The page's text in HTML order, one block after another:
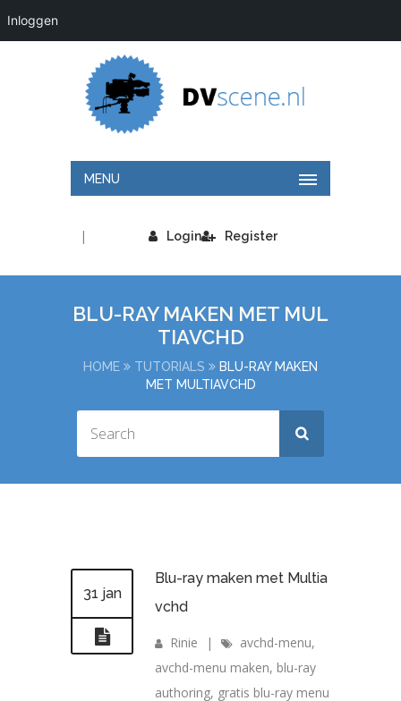
Inloggen
MENU
Login
| Register
BLU-RAY MAKEN MET MUL
TIAVCHD
HOME TUTORIALS
BLU-RAY MAKEN
MET MULTIAVCHD
31 jan
Blu-ray maken met Multia
vchd
Rinie | avchd-menu,
avchd-menu maken, blu-ray
authoring, gratis blu-ray menu